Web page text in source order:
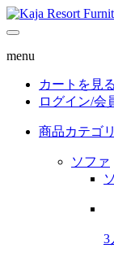
menu
カートを見る
ログイン/会
商品カテゴ
ソファ
3